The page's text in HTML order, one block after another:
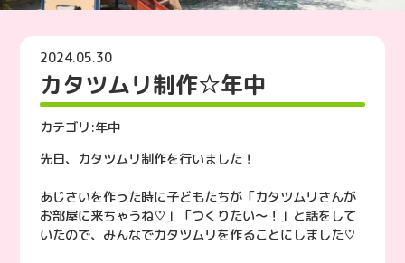
2024.05.30
カタツムリ制作☆年中
カテゴリ:年中
先日、カタツムリ制作を行いました！
あじさいを作った時に子どもたちが「カタツムリさんが
お部屋に来ちゃうね♡」「つくりたい〜！」と話をして
いたので、みんなでカタツムリを作ることにしました♡